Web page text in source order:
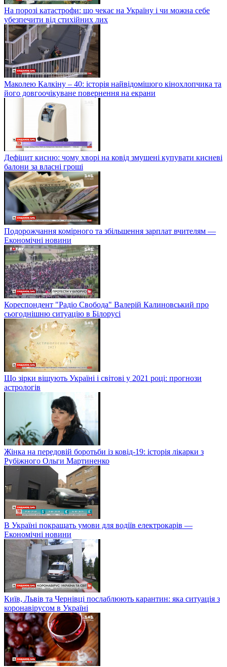
На порозі катастрофи: що чекає на Україну і чи можна себе
убезпечити від стихійних лих
Маколею Калкіну – 40: історія найвідомішого кінохлопчика та
його довгоочікуване повернення на екрани
Дефіцит кисню: чому хворі на ковід змушені купувати кисневі
балони за власні гроші
Подорожчання комірного та збільшення зарплат вчителям —
Економічні новини
Кореспондент "Радіо Свобода" Валерій Калиновський про
сьогоднішню ситуацію в Білорусі
Що зірки віщують Україні і світові у 2021 році: прогнози
астрологів
Жінка на передовій боротьби із ковід-19: історія лікарки з
Рубіжного Ольги Мартиненко
В Україні покращать умови для водіїв електрокарів —
Економічні новини
Київ, Львів та Чернівці послаблюють карантин: яка ситуація з
коронавірусом в Україні